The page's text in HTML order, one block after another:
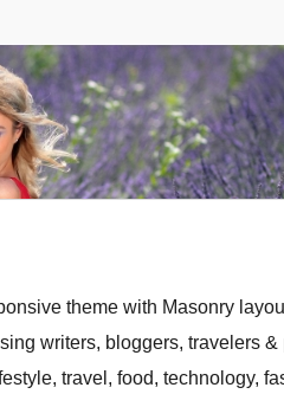
theme with Masonry
writers, bloggers, travelers
travel, food, technology,